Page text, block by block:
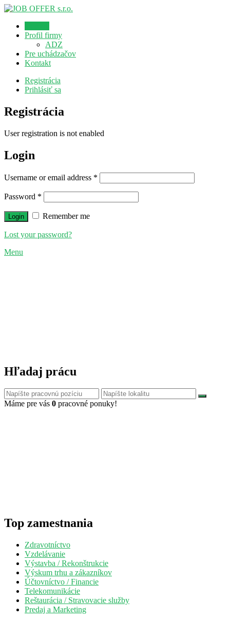
Profil firmy
ADZ
Pre uchádzačov
Kontakt
Registrácia
Prihlásiť sa
Registrácia
User registration is not enabled
Login
Username or email address *
Password *
Remember me
Lost your password?
Menu
Hľadaj prácu
Máme pre vás 0 pracovné ponuky!
Top zamestnania
Zdravotníctvo
Vzdelávanie
Výstavba / Rekonštrukcie
Výskum trhu a zákazníkov
Účtovníctvo / Financie
Telekomunikácie
Reštaurácia / Stravovacie služby
Predaj a Marketing